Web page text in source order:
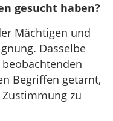
gesucht haben?
Mächtigen und
Dasselbe
Begriffen getarnt,
zu